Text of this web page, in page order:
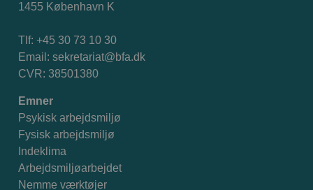
1455 København K
Tlf: +45 30 73 10 30
Email: sekretariat@bfa.dk
CVR: 38501380
Emner
Psykisk arbejdsmiljø
Fysisk arbejdsmiljø
Indeklima
Arbejdsmiljøarbejdet
Nemme værktøjer